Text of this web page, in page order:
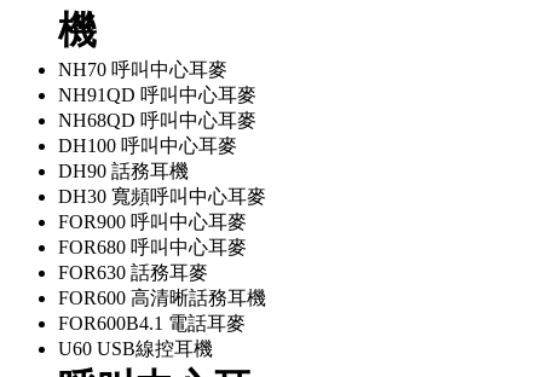
機
NH70 呼叫中心耳麥
NH91QD 呼叫中心耳麥
NH68QD 呼叫中心耳麥
DH100 呼叫中心耳麥
DH90 話務耳機
DH30 寬頻呼叫中心耳麥
FOR900 呼叫中心耳麥
FOR680 呼叫中心耳麥
FOR630 話務耳麥
FOR600 高清晰話務耳機
FOR600B4.1 電話耳麥
U60 USB線控耳機